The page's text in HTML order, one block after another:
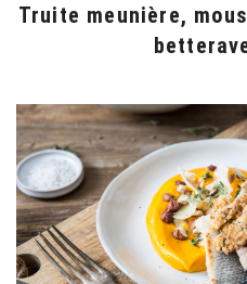
Truite meunière,